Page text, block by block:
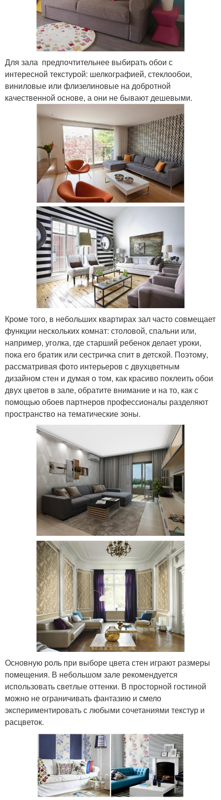
Для зала предпочтительнее выбирать обои с
интересной текстурой: шелкографией, стеклообои,
виниловые или флизелиновые на добротной
качественной основе, а они не бывают дешевыми.
Кроме того, в небольших квартирах зал часто совмещает
функции нескольких комнат: столовой, спальни или,
например, уголка, где старший ребенок делает уроки,
пока его братик или сестричка спит в детской. Поэтому,
рассматривая фото интерьеров с двухцветным
дизайном стен и думая о том, как красиво поклеить обои
двух цветов в зале, обратите внимание и на то, как с
помощью обоев партнеров профессионалы разделяют
пространство на тематические зоны.
Основную роль при выборе цвета стен играют размеры
помещения. В небольшом зале рекомендуется
использовать светлые оттенки. В просторной гостиной
можно не ограничивать фантазию и смело
экспериментировать с любыми сочетаниями текстур и
расцветок.